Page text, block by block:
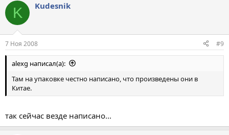
K Kudesnik
7 Ноя 2008 #9
alexg написал(а):
Там на упаковке честно написано, что произведены они в
Китае.
так сейчас везде написано...